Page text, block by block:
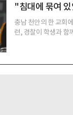
"침대에 묶여
충남 천안의 한 교회
련, 경찰이 학생과 함